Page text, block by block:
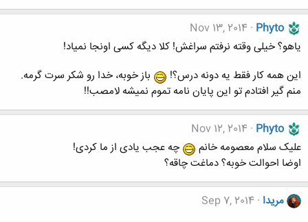
Phyto
Nov 13, 2014
یاهو؟ خیلی وقته نرفتم سراغش! کلا دیگه کسی اونجا نمیاد!
این همه کار فقط یه دونه درس؟!
باز خوبه، خدا رو شکر سرت گرمه.
منم گیر افتادم تو این پایان نامه تموم نمیشه لامصب!!
Phyto
Nov 12, 2014
علیک سلام معصومه خانم
چه عجب یادی از ما کردی!
اوضا احوالت خوبه؟ دماغت چاقه؟
مریدا Sep 7, 2014